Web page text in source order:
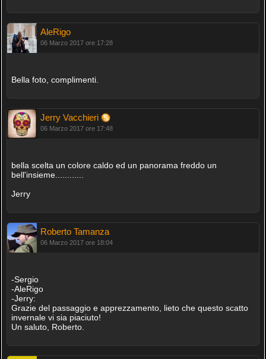
AleRigo
06 Marzo 2017 ore 17:28
Bella foto, complimenti.
Jerry Vacchieri
06 Marzo 2017 ore 17:48
bella scelta un colore caldo ed un panorama freddo un
bell'insieme............
Jerry
Roberto Tamanza
06 Marzo 2017 ore 18:04
-Sergio
-AleRigo
-Jerry:
Grazie del passaggio e apprezzamento, lieto che questo scatto
invernale vi sia piaciuto!
Un saluto, Roberto.